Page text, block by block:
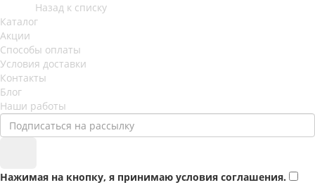
Назад к списку
Каталог
Акции
Способы оплаты
Условия доставки
Контакты
Блог
Наши работы
Нажимая на кнопку, я принимаю условия соглашения.